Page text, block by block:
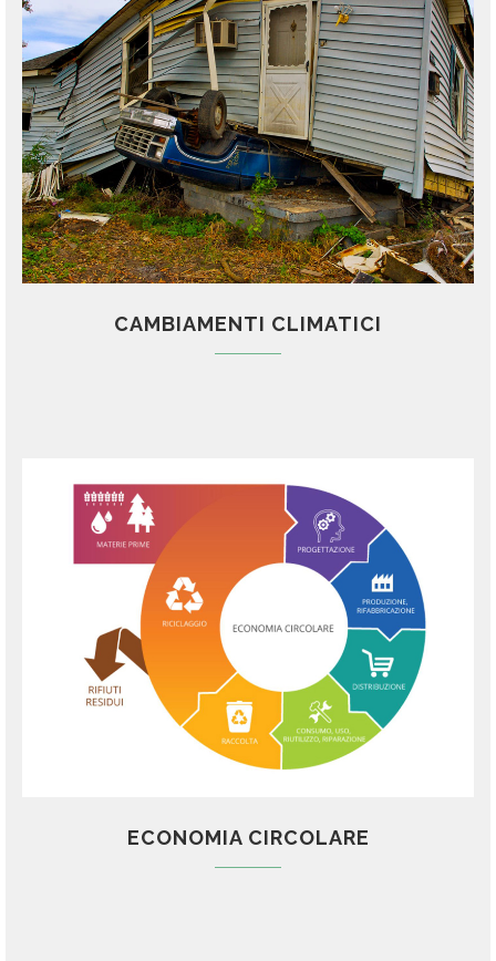
CAMBIAMENTI CLIMATICI
ECONOMIA CIRCOLARE